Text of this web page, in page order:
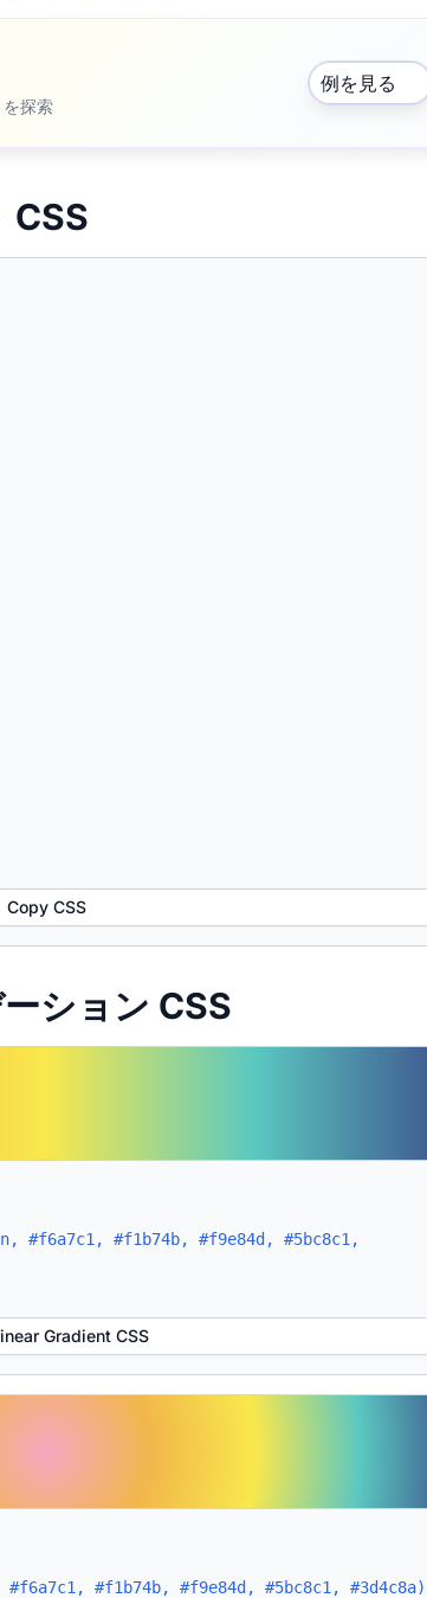
探索
例を見る
CSS
Copy CSS
ション CSS
#f6a7c1, #f1b74b, #f9e84d, #5bc8c1,
Gradient CSS
#f1b74b, #f9e84d, #5bc8c1,